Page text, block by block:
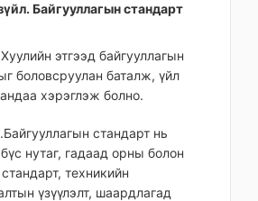
Байгууллагын стандарт
этгээд байгууллагын
боловсруулан баталж, үйл
хэрэглэж болно.
стандарт нь
нутаг, гадаад орны болон
техникийн
үзүүлэлт, шаардлагад